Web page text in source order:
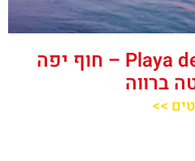
Playa de Santa Cristina – חוף יפה
ברווה
>>